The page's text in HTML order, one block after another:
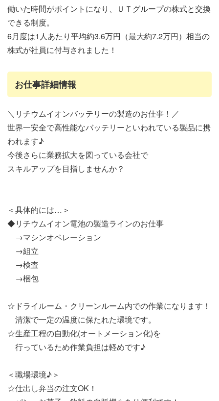
働いた時間がポイントになり、ＵＴグループの株式と交換
できる制度。
6月度は1人あたり平均約3.6万円（最大約7.2万円）相当の
株式が社員に付与されました！
お仕事詳細情報
＼リチウムイオンバッテリーの製造のお仕事！／
世界一安全で高性能なバッテリーといわれている製品に携
われます♪
今後さらに業務拡大を図っている会社で
スキルアップを目指しませんか？
＜具体的には…＞
◆リチウムイオン電池の製造ラインのお仕事
→マシンオペレーション
→組立
→検査
→梱包
☆ドライルーム・クリーンルーム内での作業になります！
清潔で一定の温度に保たれた環境です。
☆生産工程の自動化(オートメーション化)を
行っているため作業負担は軽めです♪
＜職場環境♪＞
☆仕出し弁当の注文OK！